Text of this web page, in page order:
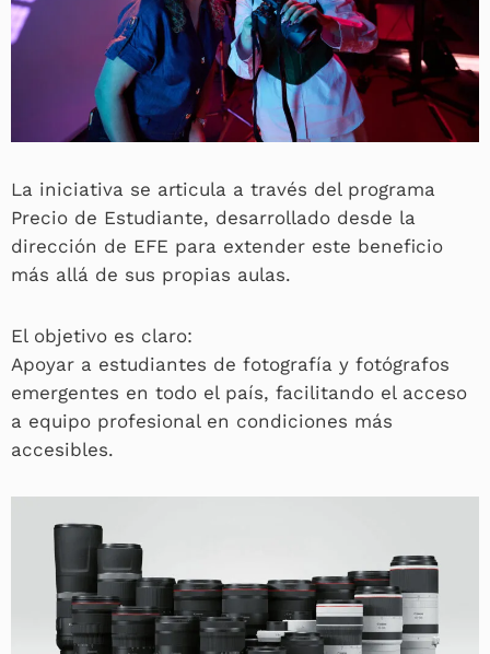
La iniciativa se articula a través del programa
Precio de Estudiante, desarrollado desde la
dirección de EFE para extender este beneficio
más allá de sus propias aulas.
El objetivo es claro:
Apoyar a estudiantes de fotografía y fotógrafos
emergentes en todo el país, facilitando el acceso
a equipo profesional en condiciones más
accesibles.